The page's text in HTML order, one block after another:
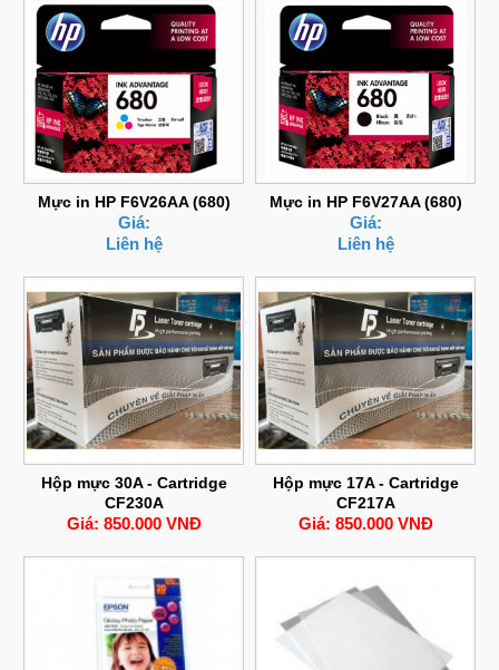
Mực in HP F6V26AA (680)
Giá:
Liên hệ
Mực in HP F6V27AA (680)
Giá:
Liên hệ
Hộp mực 30A - Cartridge
CF230A
Giá: 850.000 VNĐ
Hộp mực 17A - Cartridge
CF217A
Giá: 850.000 VNĐ